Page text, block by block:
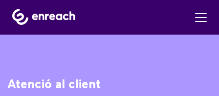
Atenció al client